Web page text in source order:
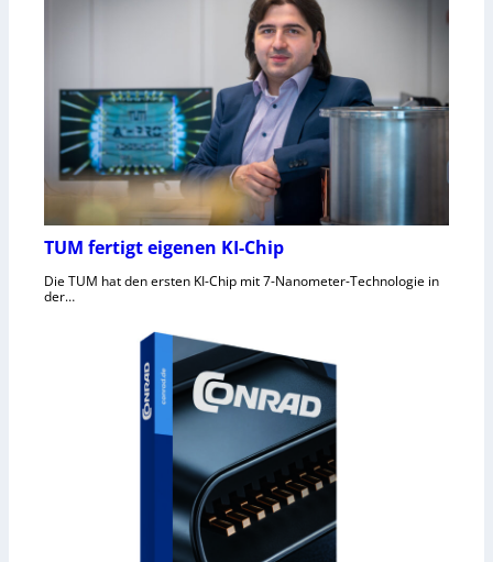
TUM fertigt eigenen KI-Chip
Die TUM hat den ersten KI-Chip mit 7-Nanometer-Technologie in
der…